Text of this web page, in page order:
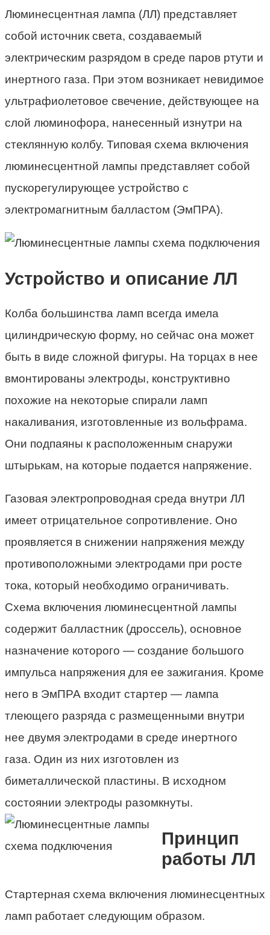
Люминесцентная лампа (ЛЛ) представляет
собой источник света, создаваемый
электрическим разрядом в среде паров ртути и
инертного газа. При этом возникает невидимое
ультрафиолетовое свечение, действующее на
слой люминофора, нанесенный изнутри на
стеклянную колбу. Типовая схема включения
люминесцентной лампы представляет собой
пускорегулирующее устройство с
электромагнитным балластом (ЭмПРА).
Устройство и описание ЛЛ
Колба большинства ламп всегда имела
цилиндрическую форму, но сейчас она может
быть в виде сложной фигуры. На торцах в нее
вмонтированы электроды, конструктивно
похожие на некоторые спирали ламп
накаливания, изготовленные из вольфрама.
Они подпаяны к расположенным снаружи
штырькам, на которые подается напряжение.
Газовая электропроводная среда внутри ЛЛ
имеет отрицательное сопротивление. Оно
проявляется в снижении напряжения между
противоположными электродами при росте
тока, который необходимо ограничивать.
Схема включения люминесцентной лампы
содержит балластник (дроссель), основное
назначение которого — создание большого
импульса напряжения для ее зажигания. Кроме
него в ЭмПРА входит стартер — лампа
тлеющего разряда с размещенными внутри
нее двумя электродами в среде инертного
газа. Один из них изготовлен из
биметаллической пластины. В исходном
состоянии электроды разомкнуты.
Принцип
работы ЛЛ
Стартерная схема включения люминесцентных
ламп работает следующим образом.